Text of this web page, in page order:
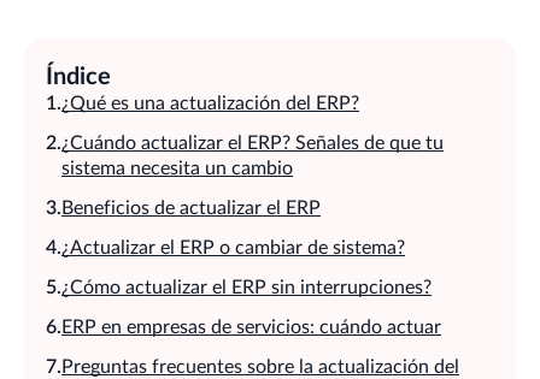
Índice
¿Qué es una actualización del ERP?
¿Cuándo actualizar el ERP? Señales de que tu
sistema necesita un cambio
Beneficios de actualizar el ERP
¿Actualizar el ERP o cambiar de sistema?
¿Cómo actualizar el ERP sin interrupciones?
ERP en empresas de servicios: cuándo actuar
Preguntas frecuentes sobre la actualización del